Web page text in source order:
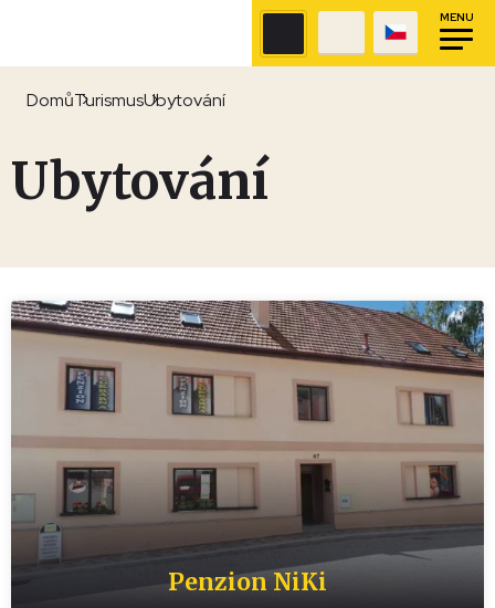
MENU
DomůTurismusUbytování
Ubytování
Penzion NiKi
M Penzion
Penzion Grasel Nové Syrovice
Motorest U Štěpána v Litohoři
Hotel Opera Jaroměřice nad
Rokytnou
Apartmány Grasel Nové Syrovice